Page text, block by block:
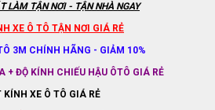
LÀM TẬN NƠI - TẬN NHÀ NGAY
XE Ô TÔ TẬN NƠI GIÁ RẺ
3M CHÍNH HÃNG - GIẢM 10%
+ ĐỘ KÍNH CHIẾU HẬU ÔTÔ GIÁ RẺ
KÍNH XE Ô TÔ GIÁ RẺ